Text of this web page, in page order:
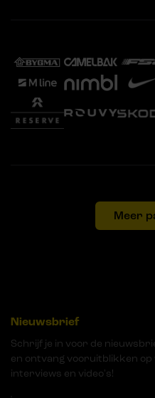
Meer
Nieuwsbrief
Schrijf je in voor de
en ontvang vooruitblikken
interviews en video's!